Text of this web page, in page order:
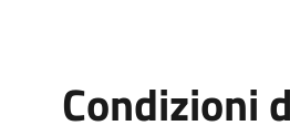
Condizioni